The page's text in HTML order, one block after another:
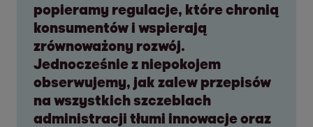
popieramy regulacje, które chronią
konsumentów i wspierają
zrównoważony rozwój.
Jednocześnie z niepokojem
obserwujemy, jak zalew przepisów
na wszystkich szczeblach
administracji tłumi innowacje oraz